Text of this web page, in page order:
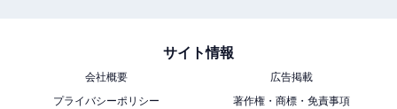
サイト情報
会社概要
広告掲載
プライバシーポリシー
著作権・商標・免責事項